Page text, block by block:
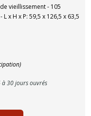
vieillissement - 105
x H x P: 59,5 x 126,5 x 63,5
à 30 jours ouvrés